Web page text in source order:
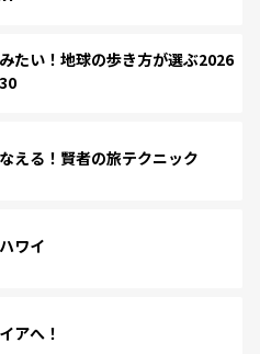
たい！地球の歩き方が選ぶ2026
える！賢者の旅テクニック
ワイ
アへ！